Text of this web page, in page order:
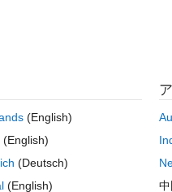
0 投票
...in the matlab code
features does that work?
(English)
(English)
(Deutsch)
(English)
中